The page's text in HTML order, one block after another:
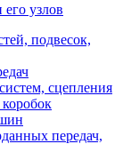
его узлов
подвесок,
сцепления
передач,